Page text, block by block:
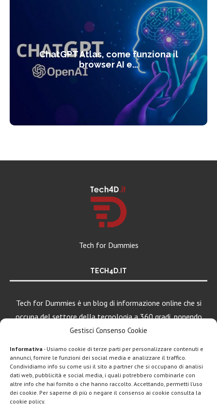
Gestisci Consenso Cookie
Informativa - Usiamo cookie di terze parti per personalizzare contenuti e
annunci, fornire le funzioni dei social media e analizzare il traffico.
Condividiamo info su come usi il sito a partner che si occupano di analisi
dati web, pubblicità e social media, i quali potrebbero combinarle con
altre info che hai fornito o che hanno raccolto. Accettando, permetti l’uso
dei cookie. Per saperne di più o negare il consenso ai cookie consulta la
cookie policy.
ChatGPT Atlas, come funziona il
browser AI e...
Tech for Dummies
TECH4D.IT
Tech for Dummies è un blog di informazione online che si
occupa del settore della tecnologia a 360 gradi, ponendo
una particolare attenzione al mondo Android, Apple e
LEGGI ANCHE
Apple lancia